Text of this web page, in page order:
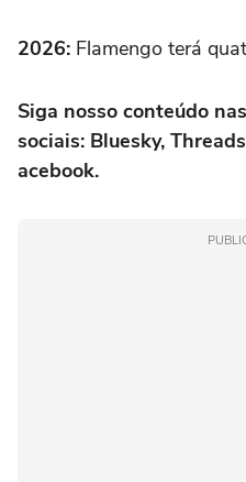
2026: Flamengo terá
Siga nosso conteúdo
sociais: Bluesky, Threads
acebook.